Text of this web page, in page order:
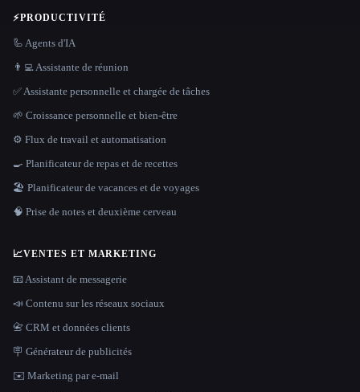
⚡PRODUCTIVITÉ
🦾 Agents d'IA
👨‍💻 Assistante de réunion
✅ Assistante personnelle et chargée de tâches
🌱 Croissance personnelle et bien-être
⚙️ Flux de travail et automatisation
🍳 Planificateur de repas et de recettes
🏖 Planificateur de vacances et de voyages
🧠 Prise de notes et deuxième cerveau
📈VENTES ET MARKETING
📧 Assistant de messagerie
📣 Contenu sur les réseaux sociaux
📇 CRM et données clients
🪧 Générateur de publicités
✉️ Marketing par e-mail